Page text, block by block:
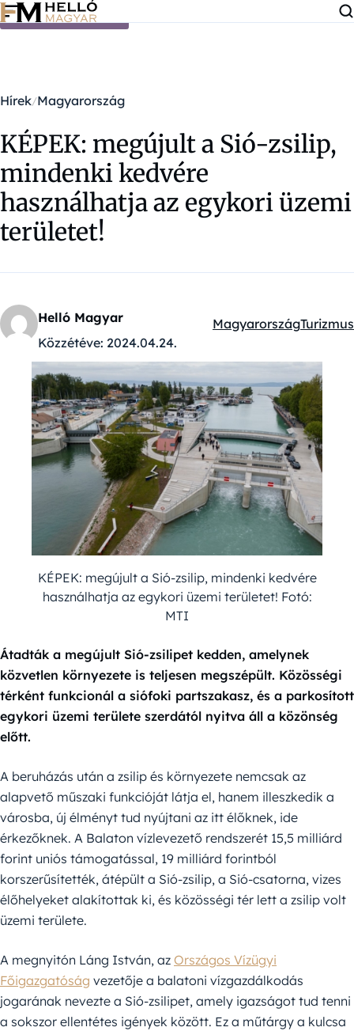
Ugrás a tartalomra
Hírek Magyarország
KÉPEK: megújult a Sió-zsilip,
mindenki kedvére
használhatja az egykori üzemi
területet!
Helló Magyar
Közzétéve: 2024.04.24.
Kategóriák:
MagyarországTurizmus
KÉPEK: megújult a Sió-zsilip, mindenki kedvére
használhatja az egykori üzemi területet! Fotó:
MTI
Átadták a megújult Sió-zsilipet kedden, amelynek
közvetlen környezete is teljesen megszépült. Közösségi
térként funkcionál a siófoki partszakasz, és a parkosított
egykori üzemi területe szerdától nyitva áll a közönség
előtt.
A beruházás után a zsilip és környezete nemcsak az
alapvető műszaki funkcióját látja el, hanem illeszkedik a
városba, új élményt tud nyújtani az itt élőknek, ide
érkezőknek. A Balaton vízlevezető rendszerét 15,5 milliárd
forint uniós támogatással, 19 milliárd forintból
korszerűsítették, átépült a Sió-zsilip, a Sió-csatorna, vizes
élőhelyeket alakítottak ki, és közösségi tér lett a zsilip volt
üzemi területe.
A megnyitón Láng István, az Országos Vízügyi
Főigazgatóság vezetője a balatoni vízgazdálkodás
jogarának nevezte a Sió-zsilipet, amely igazságot tud tenni
a sokszor ellentétes igények között. Ez a műtárgy a kulcsa